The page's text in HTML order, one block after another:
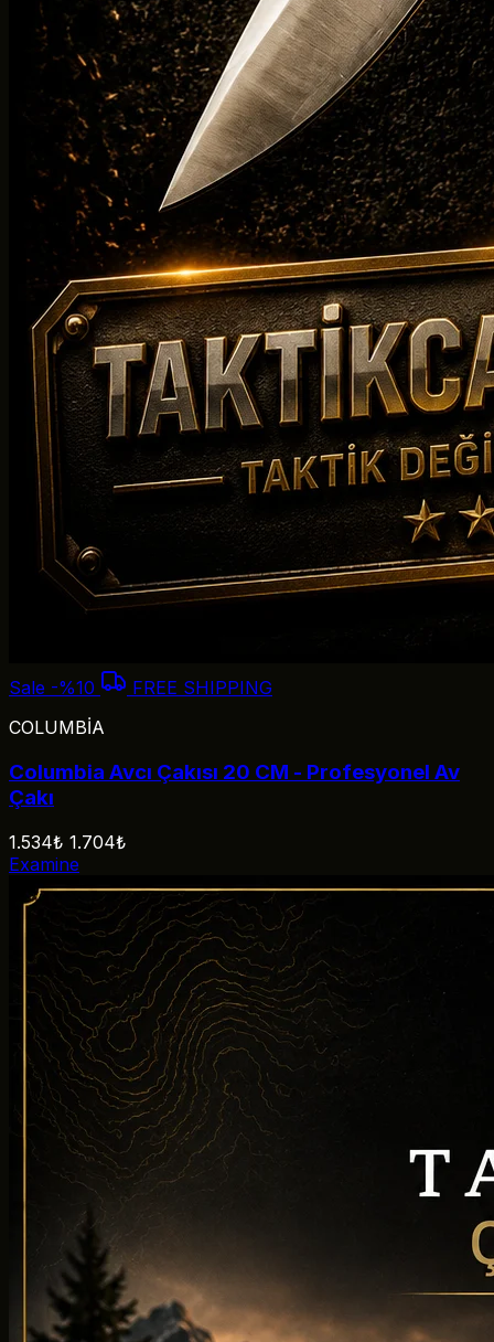
Sale -%10
FREE SHIPPING
COLUMBİA
Columbia Avcı Çakısı 20 CM - Profesyonel Av
Çakı
1.534₺ 1.704₺
Examine